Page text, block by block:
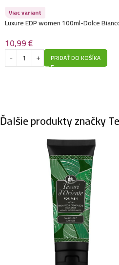
Viac variant
Luxure EDP women 100ml-Dolce
10,99€
PRIDAŤ DO KOŠÍKA
Ďalšie produkty značky